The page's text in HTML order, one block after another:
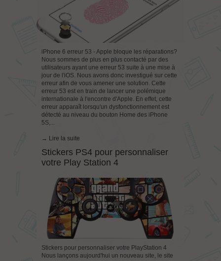
iPhone 6 erreur 53 - Apple bloque les réparations?
Nous sommes de plus en plus contacté par des
utilisateurs ayant une erreur 53 suite à une mise à
jour de l'iOS. Nous avons donc investigué sur cette
erreur afin de vous amener une solution. Cette
erreur 53 est en train de lancer une polémique
internationale à l'encontre d'Apple. En effet, cette
erreur apparaît lorsqu'un dysfonctionnement est
détecté au niveau du bouton Home des iPhone
5S,...
→ Lire la suite
Stickers PS4 pour personnaliser
votre Play Station 4
Stickers pour personnaliser votre PlayStation 4
Nous lançons aujourd'hui un nouveau site, le site